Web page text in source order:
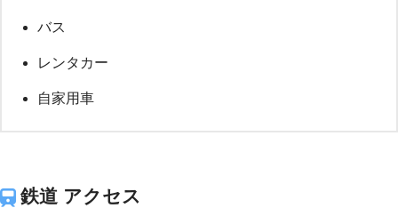
バス
レンタカー
自家用車
鉄道 アクセス